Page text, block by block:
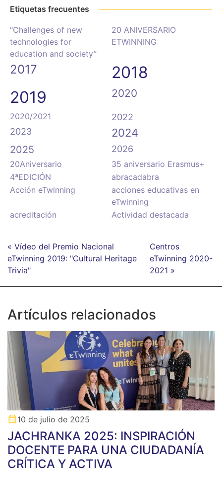
Etiquetas frecuentes
“Challenges of new
technologies for
education and society”
20 ANIVERSARIO
ETWINNING
2017
2018
2019
2020
2020/2021
2022
2023
2024
2025 2026
20Aniversario
35 aniversario Erasmus+
4ªEDICIÓN
abracadabra
Acción eTwinning
acciones educativas en
eTwinning
acreditación
Actividad destacada
« Vídeo del Premio Nacional
eTwinning 2019: "Cultural Heritage
Trivia"
Centros
eTwinning 2020-
2021 »
Artículos relacionados
10 de julio de 2025
JACHRANKA 2025: INSPIRACIÓN
DOCENTE PARA UNA CIUDADANÍA
CRÍTICA Y ACTIVA